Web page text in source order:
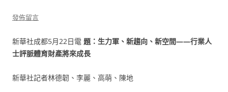
發佈留言
新華社成都5月22日電 題：生力軍、新趨向、新空間——行業人
士評脈體育財產將來成長
新華社記者林德韌、李麗、高萌、陳地